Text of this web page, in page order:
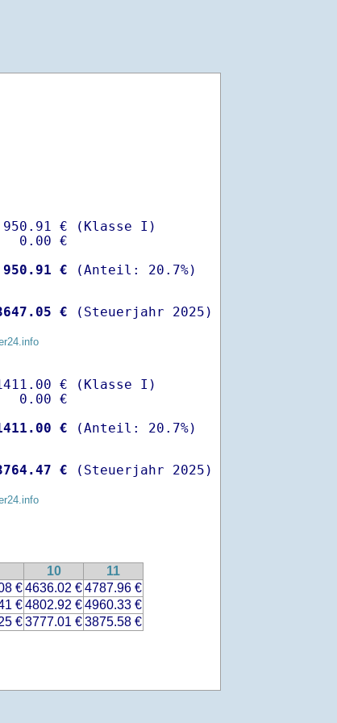
€ (Klasse I)
0.00 €
950.91 €
€ (Steuerjahr 2025)
€ (Klasse I)
0.00 €
€
€ (Steuerjahr 2025)
10
11
€4636.02 €4787.96 €
€4802.92 €4960.33 €
€3777.01 €3875.58 €